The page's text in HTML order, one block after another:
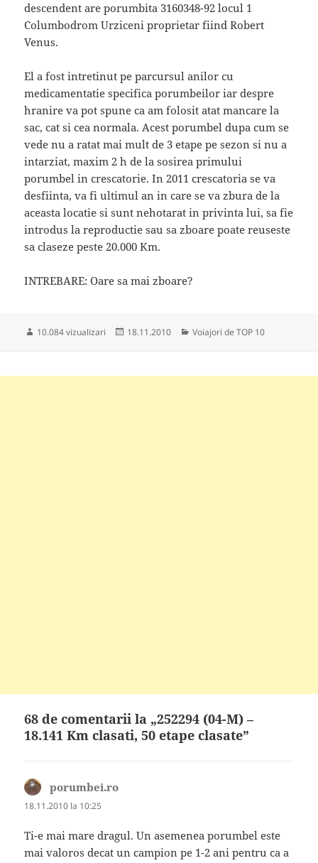
descendent are porumbita 3160348-92 locul 1
Columbodrom Urziceni proprietar fiind Robert
Venus.
El a fost intretinut pe parcursul anilor cu
medicamentatie specifica porumbeilor iar despre
hranire va pot spune ca am folosit atat mancare la
sac, cat si cea normala. Acest porumbel dupa cum se
vede nu a ratat mai mult de 3 etape pe sezon si nu a
intarziat, maxim 2 h de la sosirea primului
porumbel in crescatorie. In 2011 crescatoria se va
desfiinta, va fi ultimul an in care se va zbura de la
aceasta locatie si sunt nehotarat in privinta lui, sa fie
introdus la reproductie sau sa zboare poate reuseste
sa claseze peste 20.000 Km.
INTREBARE: Oare sa mai zboare?
10.084 vizualizari
Publicat
18.11.2010 Categorii
Voiajori de TOP 10
68 de comentarii la „252294 (04-M) –
18.141 Km clasati, 50 etape clasate”
porumbei.ro
18.11.2010 la 10:25
Ti-e mai mare dragul. Un asemenea porumbel este
mai valoros decat un campion pe 1-2 ani pentru ca a